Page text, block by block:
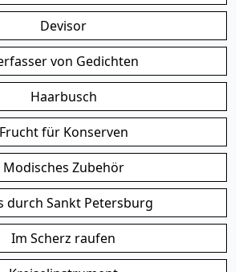
Devisor
von Gedichten
Haarbusch
Frucht für Konserven
Modisches Zubehör
durch Sankt Petersburg
Im Scherz raufen